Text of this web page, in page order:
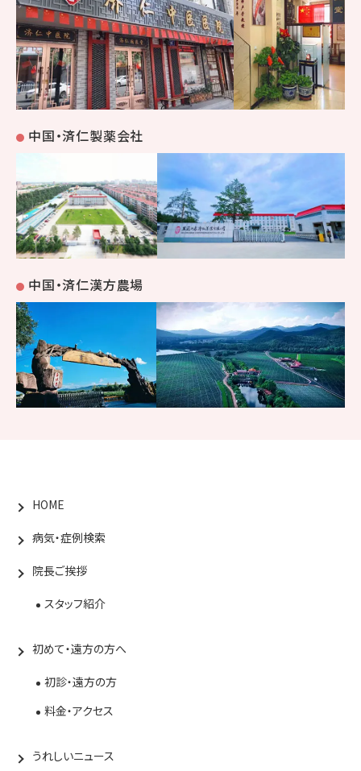
中国・済仁製薬会社
中国・済仁漢方農場
HOME
病気・症例検索
院長ご挨拶
スタッフ紹介
初めて・遠方の方へ
初診・遠方の方
料金・アクセス
うれしいニュース